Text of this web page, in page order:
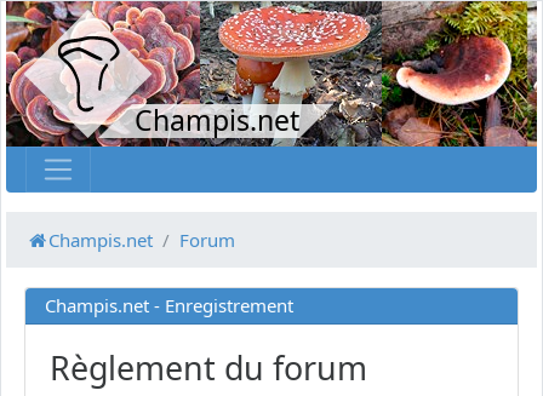
Champis.net
Champis.net Forum
Champis.net - Enregistrement
Règlement du forum